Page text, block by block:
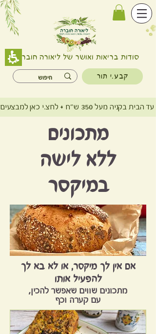
סודות בריאות ואושר של ליאורה חוברה
קבע.י תור
ש"ח + לחצ.י כאן למבצעים
מתכונים
ללא לישה
במיקסר
אם אין לך מיקסר, או לא בא לך
להפעיל אותו
מתכונים שווים שאפשר להכין,
עם קערה וכף